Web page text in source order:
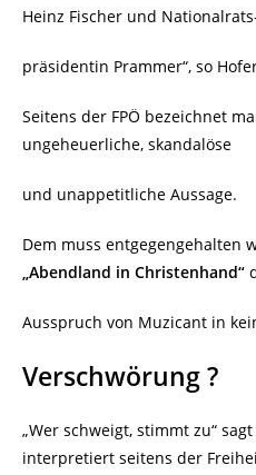
Heinz Fischer und
präsidentin Prammer“, so
Seitens der FPÖ bezeichnet
ungeheuerliche, skandalöse
und unappetitliche Aussage.
Dem muss entgegengehalten
„Abendland in Christenhand“
Ausspruch von Muzicant in
Verschwörung ?
„Wer schweigt, stimmt zu“
interpretiert seitens der